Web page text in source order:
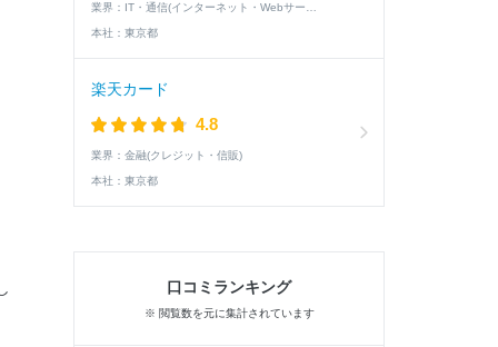
業界：
本社： 東京都
楽天カード
4.8
業界： 金融(クレジット・信販)
本社： 東京都
口コミランキング
※ 閲覧数を元に集計されています